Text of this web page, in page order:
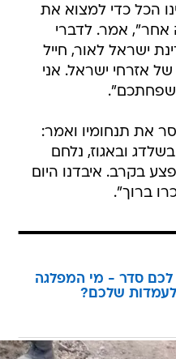
הכל כדי למצוא את
אחר", אמר. לדברי
ישראל לאור, חייל
אזרחי ישראל. אני
את תנחומיו ואמר:
ובאגוז, נלחם
בקרב. איבדנו היום
ברוך".
סדר - מי המפלגה
שלכם?